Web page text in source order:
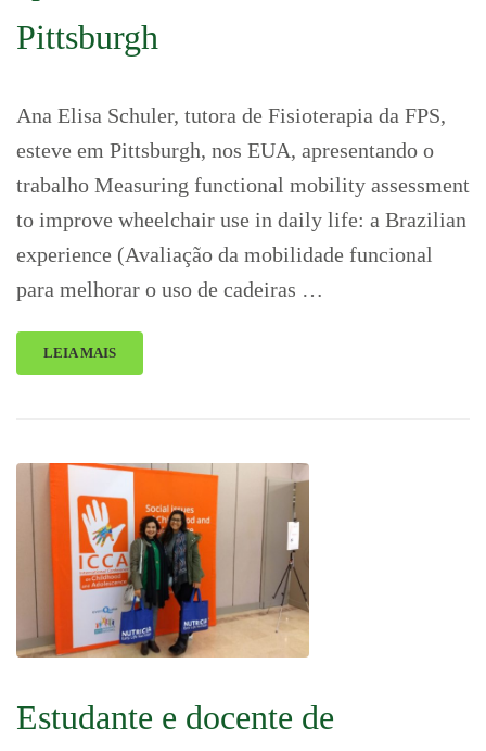
Pittsburgh
Ana Elisa Schuler, tutora de Fisioterapia da FPS,
esteve em Pittsburgh, nos EUA, apresentando o
trabalho Measuring functional mobility assessment
to improve wheelchair use in daily life: a Brazilian
experience (Avaliação da mobilidade funcional
para melhorar o uso de cadeiras …
LEIA MAIS
Estudante e docente de